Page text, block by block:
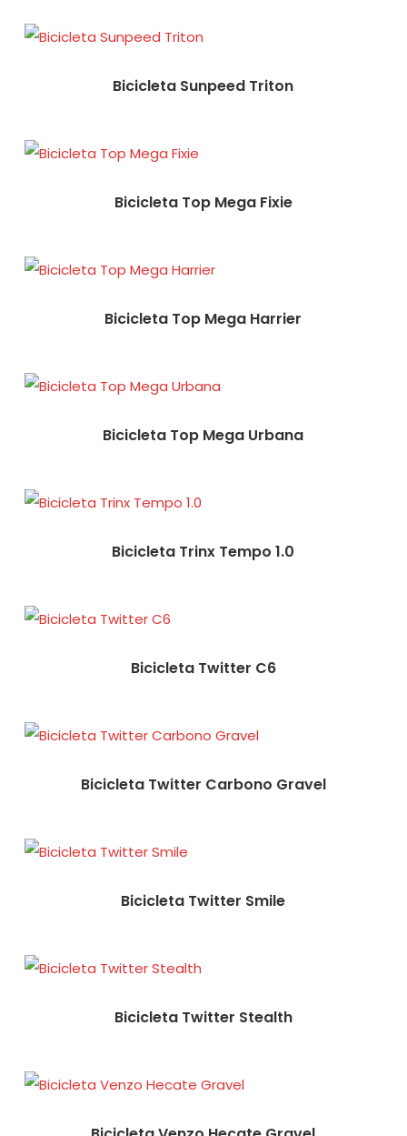
Bicicleta Sunpeed Triton
Bicicleta Top Mega Fixie
Bicicleta Top Mega Harrier
Bicicleta Top Mega Urbana
Bicicleta Trinx Tempo 1.0
Bicicleta Twitter C6
Bicicleta Twitter Carbono Gravel
Bicicleta Twitter Smile
Bicicleta Twitter Stealth